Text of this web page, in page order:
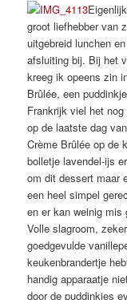
groot liefhebber van
uitgebreid lunchen
afsluiting bij. Bij het
kreeg ik opeens zin
Brûlée, een
Frankrijk viel het
op de laatste dag
Crème Brûlée op de
bolletje lavendel-ijs
om dit dessert maar
een heel simpel
en er kan weinig mis
Volle slagroom,
goedgevulde
keukenbrandertje
handig apparaatje
door de puddinkjes